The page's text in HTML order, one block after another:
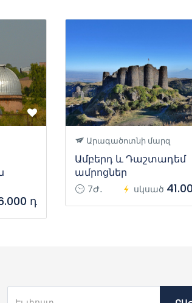
դ
Արագածոտնի մարզ
Ամբերդ և Դաշտադեմ
ամրոցներ
7Ժ․ սկսած